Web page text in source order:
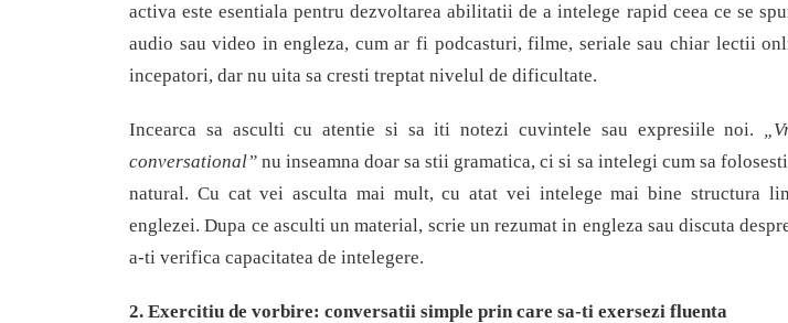
activa este esentiala pentru dezvoltarea abilitatii de a intelege rapid ceea ce se
audio sau video in engleza, cum ar fi podcasturi, filme, seriale sau chiar lectii
incepatori, dar nu uita sa cresti treptat nivelul de dificultate.
Incearca sa asculti cu atentie si sa iti notezi cuvintele sau expresiile noi.
conversational” nu inseamna doar sa stii gramatica, ci si sa intelegi cum sa
natural. Cu cat vei asculta mai mult, cu atat vei intelege mai bine structura
englezei. Dupa ce asculti un material, scrie un rezumat in engleza sau discuta
a-ti verifica capacitatea de intelegere.
2. Exercitiu de vorbire: conversatii simple prin care sa-ti exersezi fluenta